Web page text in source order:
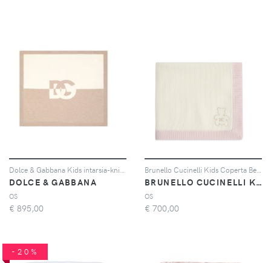
DOLCE & GABBANA
OS
€ 895,00
BRUNELLO CUCINELLI KIDS
OS
€ 700,00
-20%